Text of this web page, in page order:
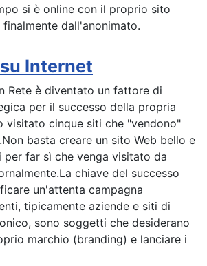
si è online con il proprio sito
dall'anonimato.
Internet
Rete è diventato un fattore di
per il successo della propria
visitato cinque siti che "vendono"
basta creare un sito Web bello e
far sì che venga visitato da
chiave del successo
un'attenta campagna
tipicamente aziende e siti di
sono soggetti che desiderano
marchio (branding) e lanciare i